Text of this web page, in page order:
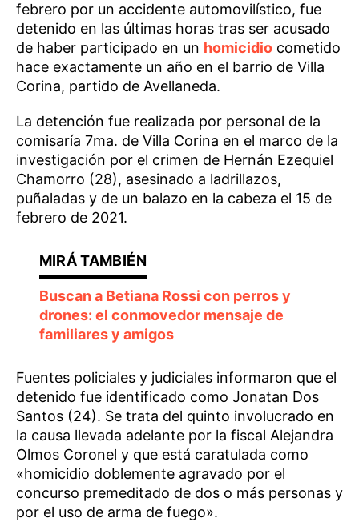
febrero por un accidente automovilístico, fue
detenido en las últimas horas tras ser acusado
de haber participado en un homicidio cometido
hace exactamente un año en el barrio de Villa
Corina, partido de Avellaneda.
La detención fue realizada por personal de la
comisaría 7ma. de Villa Corina en el marco de la
investigación por el crimen de Hernán Ezequiel
Chamorro (28), asesinado a ladrillazos,
puñaladas y de un balazo en la cabeza el 15 de
febrero de 2021.
Buscan a Betiana Rossi con perros y
drones: el conmovedor mensaje de
familiares y amigos
Fuentes policiales y judiciales informaron que el
detenido fue identificado como Jonatan Dos
Santos (24). Se trata del quinto involucrado en
la causa llevada adelante por la fiscal Alejandra
Olmos Coronel y que está caratulada como
«homicidio doblemente agravado por el
concurso premeditado de dos o más personas y
por el uso de arma de fuego».